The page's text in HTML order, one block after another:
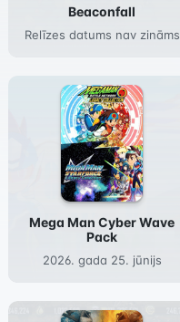
Beaconfall
Relīzes datums nav zināms
Mega Man Cyber Wave
Pack
2026. gada 25. jūnijs